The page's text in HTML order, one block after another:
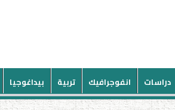
دراسات انفوجرافيك تربية بيداغوجيا